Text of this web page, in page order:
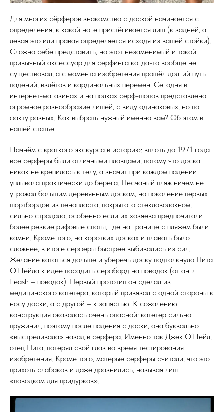
Для многих сёрферов знакомство с доской начинается с
определения, к какой ноге пристёгивается лиш (к задней, а
левая это или правая определяется исходя из вашей стойки).
Сложно себе представить, но этот незаменимый и такой
привычный аксессуар для серфинга когда-то вообще не
существовал, а с момента изобретения прошёл долгий путь
падений, взлётов и кардинальных перемен. Сегодня в
интернет-магазинах и на полках серф-шопов представлено
огромное разнообразие лишей, с виду одинаковых, но по
факту разных. Как выбрать нужный именно вам? Об этом в
нашей статье.
Начнём с краткого экскурса в историю: вплоть до 1971 года
все серферы были отличными пловцами, потому что доска
никак не крепилась к телу, а значит при каждом падении
уплывала практически до берега. Песчаный пляж ничем не
угрожал большим деревянным доскам, но поколение первых
шортбордов из пенопласта, покрытого стекловолокном,
сильно страдало, особенно если их хозяева предпочитали
более резкие рифовые споты, где на границе с пляжем были
камни. Кроме того, на коротких досках и плавать было
сложнее, в итоге серферы быстрее выбивались из сил.
Желание кататься дольше и уберечь доску подтолкнуло Пита
О’Нейла к идее посадить серфборд на поводок (от англ
Leash – поводок). Первый прототип он сделал из
медицинского катетера, который привязал с одной стороны к
носу доски, а с другой – к запястью. К сожалению
конструкция оказалась очень опасной: катетер сильно
пружинил, поэтому после падения с доски, она буквально
«выстреливала» назад в серфера. Именно так Джек О’Нейл,
отец Пита, потерял свой глаз во время тестирования
изобретения. Кроме того, матерые серферы считали, что это
прихоть слабаков и даже дразнились, называя лиш
«поводком для придурков».